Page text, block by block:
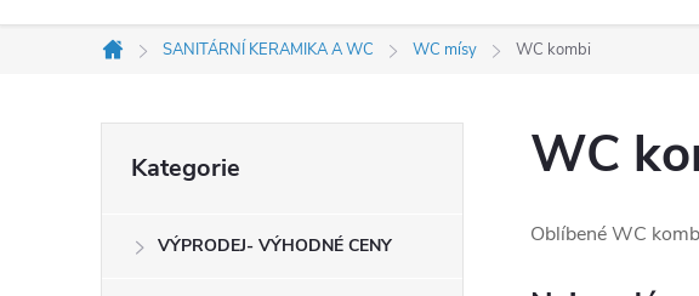
Domů
SANITÁRNÍ KERAMIKA A WC WC mísy WC kombi
kategorie
Kategorie
VÝPRODEJ- VÝHODNÉ CENY
WC
Oblíbené WC